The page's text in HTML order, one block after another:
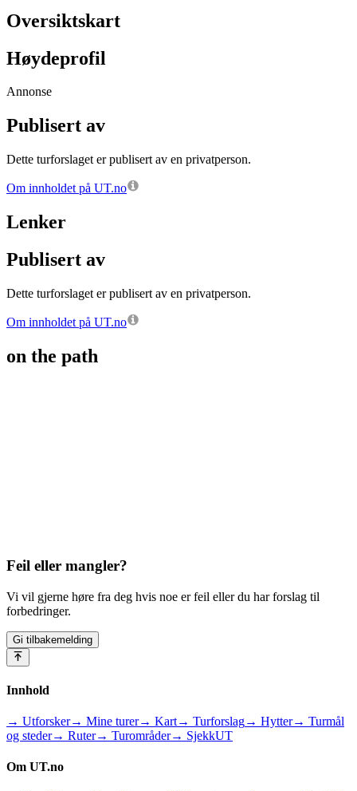
Oversiktskart
Høydeprofil
Annonse
Publisert av
Dette turforslaget er publisert av en privatperson.
Om innholdet på UT.no
Lenker
Publisert av
Dette turforslaget er publisert av en privatperson.
Om innholdet på UT.no
on the path
Feil eller mangler?
Vi vil gjerne høre fra deg hvis noe er feil eller du har forslag til
forbedringer.
Gi tilbakemelding
Innhold
→ Utforsker→ Mine turer→ Kart→ Turforslag→ Hytter→ Turmål
og steder→ Ruter→ Turområder→ SjekkUT
Om UT.no